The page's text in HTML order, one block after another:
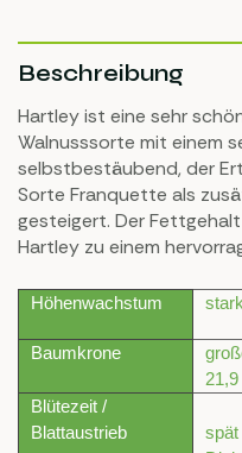
Beschreibung
Hartley ist eine sehr
Walnusssorte mit einem
selbstbestäubend, der
Sorte Franquette als
gesteigert. Der
Hartley zu einem
Höhenwachstum
Baumkrone
21,9
Blütezeit /
Blattaustrieb
spät